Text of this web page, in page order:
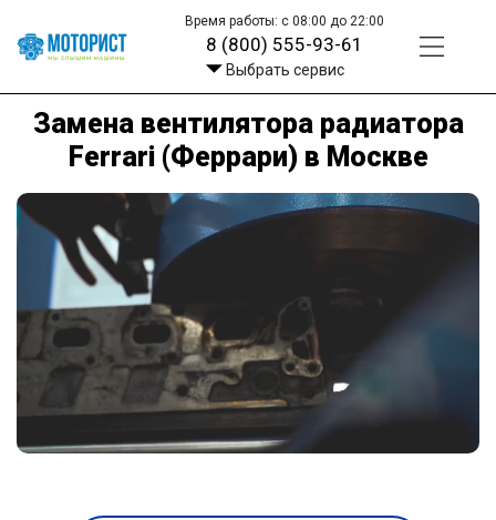
Время работы: с 08:00 до 22:00
8 (800) 555-93-61
Выбрать сервис
Замена вентилятора радиатора
Ferrari (Феррари) в Москве